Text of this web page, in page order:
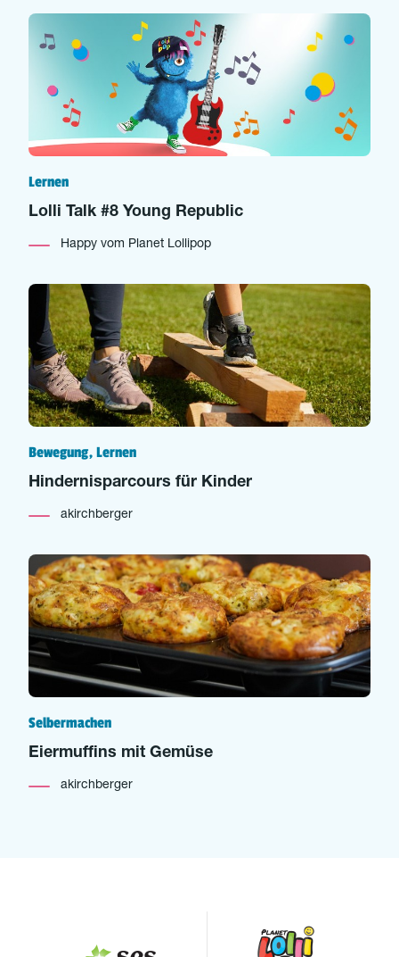
Lernen
Lolli Talk #8 Young Republic
Happy vom Planet Lollipop
Bewegung, Lernen
Hindernisparcours für Kinder
akirchberger
Selbermachen
Eiermuffins mit Gemüse
akirchberger